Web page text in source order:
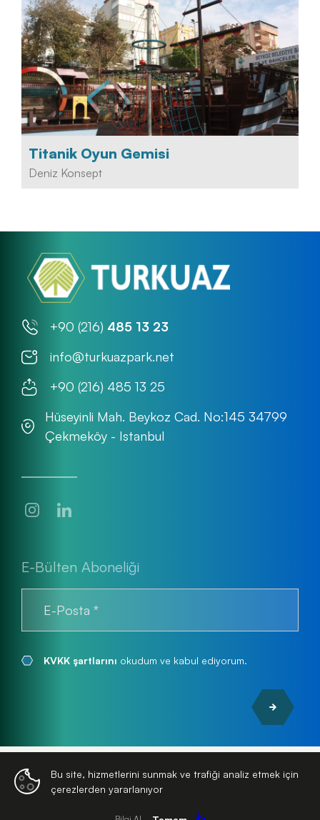
Titanik Oyun Gemisi
Deniz Konsept
+90 (216) 485 13 23
info@turkuazpark.net
+90 (216) 485 13 25
Hüseyinli Mah. Beykoz Cad. No:145 34799
Çekmeköy - Istanbul
E-Bülten Aboneliği
KVKK şartlarını okudum ve kabul ediyorum.
© 2026Turkuaz Park| Tüm Hakları Saklıdır
Bu site, hizmetlerini sunmak ve trafiği analiz etmek için
çerezlerden yararlanıyor